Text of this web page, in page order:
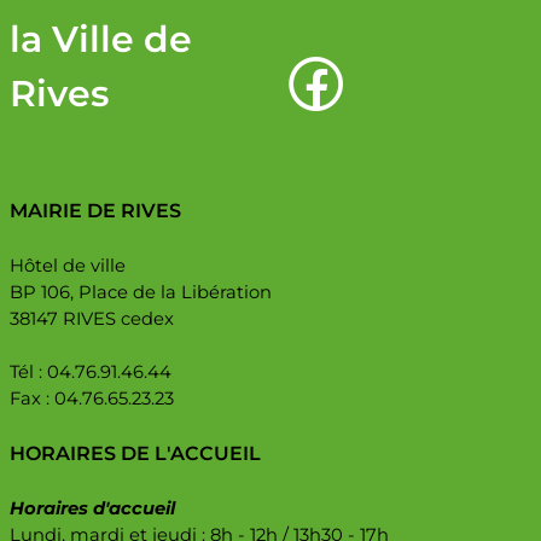
la Ville de
Rives
MAIRIE DE RIVES
Hôtel de ville
BP 106, Place de la Libération
38147 RIVES cedex
Tél : 04.76.91.46.44
Fax : 04.76.65.23.23
HORAIRES DE L'ACCUEIL
Horaires d'accueil
Lundi, mardi et jeudi : 8h - 12h / 13h30 - 17h